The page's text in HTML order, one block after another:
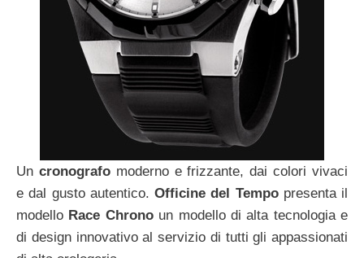
Un cronografomoderno e frizzante, dai colori vivaci
e dal gusto autentico. Officine del Tempopresenta il
modello Race Chronoun modello di alta tecnologia e
di design innovativo al servizio di tutti gli appassionati